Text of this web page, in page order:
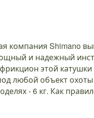
Shimano
и надежный
этой
любой объект
- 6 кг. Как